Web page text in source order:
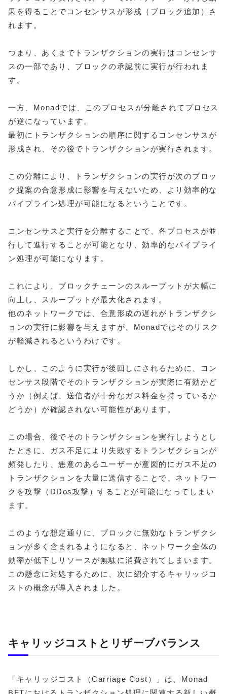
果を得ることでコンセンサスが形成（ブロック追加）さ
れます。
つまり、あくまでトランザクションの実行はコンセンサ
スの一部であり、ブロックの承認前に実行が行われま
す。
一方、Monadでは、このプロセスが分離されてプロセス
が逆になっています。
最初にトランザクションの順序に関するコンセンサスが
形成され、その後でトランザクションが実行されます。
この分離により、トランザクションの実行が次のブロッ
ク提案の合意形成に影響を与えないため、より効率的な
パイプライン処理が可能になるということです。
コンセンサスと実行を分離することで、各プロセスが並
行して進行することが可能となり、効率的なパイプライ
ン処理が可能になります。
これにより、ブロックチェーンのスループットが大幅に
向上し、スループットが最大化されます。
他のネットワークでは、合意形成の遅れがトランザクシ
ョンの実行に影響を与えますが、Monadではそのリスク
が軽減されるというわけです。
しかし、このように実行が後回しにされるために、コン
センサス段階でそのトランザクションが実際に有効かど
うか（例えば、送信者が十分なガス料金を持っているか
どうか）が確認されない可能性があります。
この場合、後でそのトランザクションを実行しようとし
たときに、ガス不足により失敗するトランザクションが
頻発したり、悪意のあるユーザーが意図的にガス不足の
トランザクションを大量に送信することで、ネットワー
クを攻撃（DDos攻撃）することが可能になってしまい
ます。
このような想定通りに、ブロックに無効なトランザクシ
ョンが多く含まれるようになると、ネットワーク全体の
効率が低下しリソースが無駄に消費されてしまいます。
この懸念に対処するために、次に紹介するキャリッジコ
ストの概念が導入されました。
キャリッジコストとリザーブバランス
「キャリッジコスト（Carriage Cost）」は、Monad